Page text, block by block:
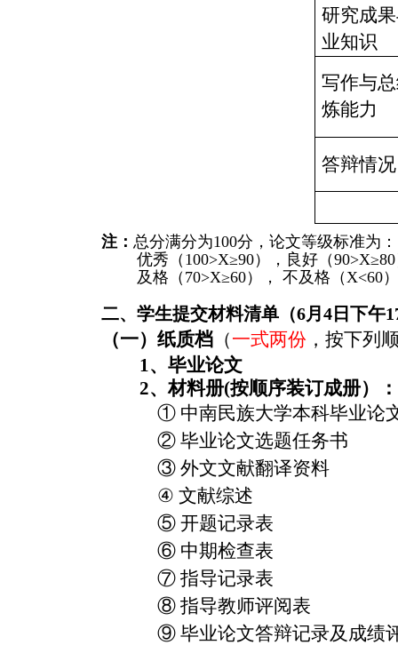
研究成
业知识
写作与
炼能力
答辩情况
注： 总分满分为100分，论文等级标准为：
优秀（100>X≥90），良好（
及格（70>X≥60）， 不及格（X<60）
二、学生提交材料清单（6月4日下午
（一）纸质档（一式两份，按下列
1、毕业论文
2、材料册(按顺序装订成册）
：
① 中南民族大学本科毕业论
② 毕业论文选题任务书
③ 外文文献翻译资料
④ 文献综述
⑤ 开题记录表
⑥ 中期检查表
⑦ 指导记录表
⑧ 指导教师评阅表
⑨ 毕业论文答辩记录及成绩